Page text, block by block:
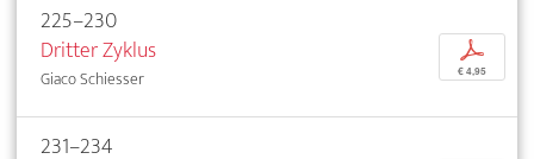
225–230
Dritter Zyklus
Giaco Schiesser
p
€ 4,95
231–234